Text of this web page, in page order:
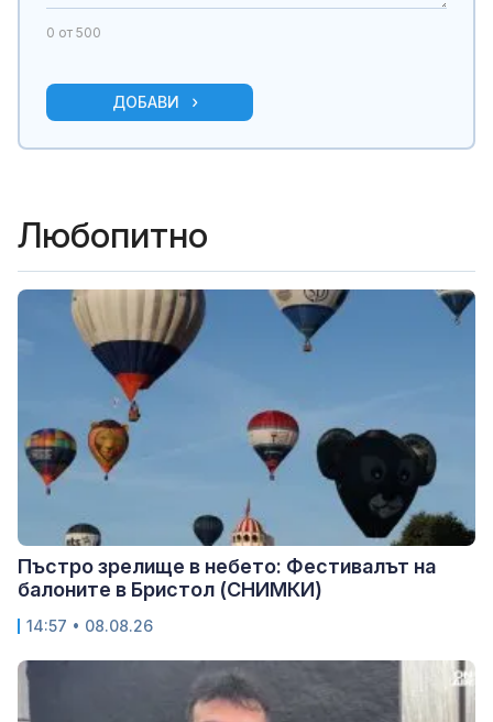
0 от 500
ДОБАВИ
Любопитно
Пъстро зрелище в небето: Фестивалът на
балоните в Бристол (СНИМКИ)
14:57 • 08.08.26